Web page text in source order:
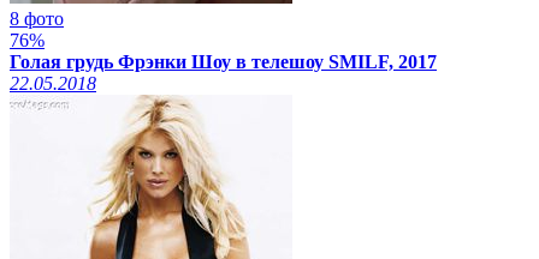
8 фото
76%
Голая грудь Фрэнки Шоу в телешоу SMILF, 2017
22.05.2018